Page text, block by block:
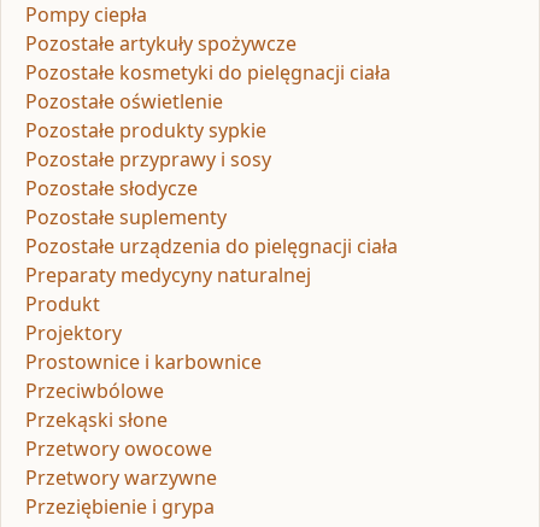
Pompy ciepła
Pozostałe artykuły spożywcze
Pozostałe kosmetyki do pielęgnacji ciała
Pozostałe oświetlenie
Pozostałe produkty sypkie
Pozostałe przyprawy i sosy
Pozostałe słodycze
Pozostałe suplementy
Pozostałe urządzenia do pielęgnacji ciała
Preparaty medycyny naturalnej
Produkt
Projektory
Prostownice i karbownice
Przeciwbólowe
Przekąski słone
Przetwory owocowe
Przetwory warzywne
Przeziębienie i grypa